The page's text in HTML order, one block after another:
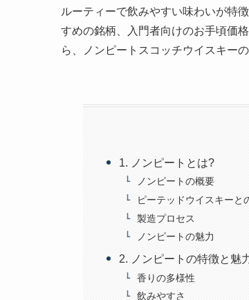
ルーティーで飲みやすい味わいが特
すめの銘柄、入門者向けのお手頃価
ら、ノンピートスコッチウイスキー
1. ノンピートとは?
ノンピートの概要
ピーテッドウイスキーと
製造プロセス
ノンピートの魅力
2. ノンピートの特徴と魅
香りの多様性
飲みやすさ